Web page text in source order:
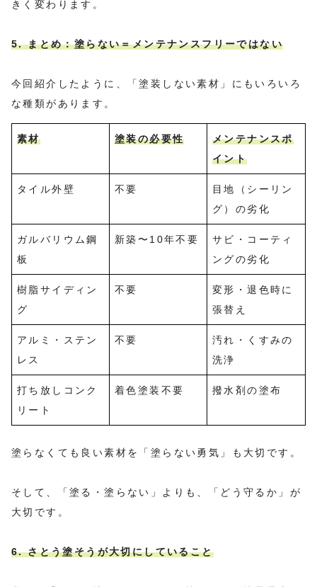
きく変わります。
5. まとめ：塗らない＝メンテナンスフリーではない
今回紹介したように、「塗装しない素材」にもいろいろ
な種類があります。
素材 塗装の必要性
メンテナンスポ
イント
タイル外壁 不要
目地（シーリン
グ）の劣化
ガルバリウム鋼
板
新築〜10年不要
サビ・コーティ
ングの劣化
樹脂サイディン
グ
不要
変形・退色時に
張替え
アルミ・ステン
レス
不要
汚れ・くすみの
洗浄
打ち放しコンク
リート
着色塗装不要 撥水剤の塗布
塗らなくても良い素材を「塗らない勇気」も大切です。
そして、「塗る・塗らない」よりも、「どう守るか」が
大切です。
6. さとう塗そうが大切にしていること